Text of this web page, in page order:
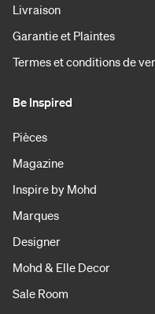
Livraison
Garantie et Plaintes
Termes et conditions de
Be Inspired
Pièces
Magazine
Inspire by Mohd
Marques
Designer
Mohd & Elle Decor
Sale Room